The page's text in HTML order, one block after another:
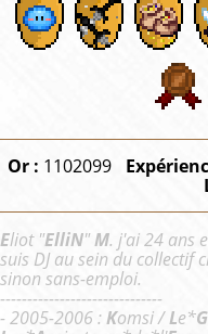
Or : 1102099
Eliot "ElliN"M. j'ai 24 ans
suis DJ au sein du collectif
sinon sans-emploi.
------------------------------
- 2005-2006 :Komsi /Le*G